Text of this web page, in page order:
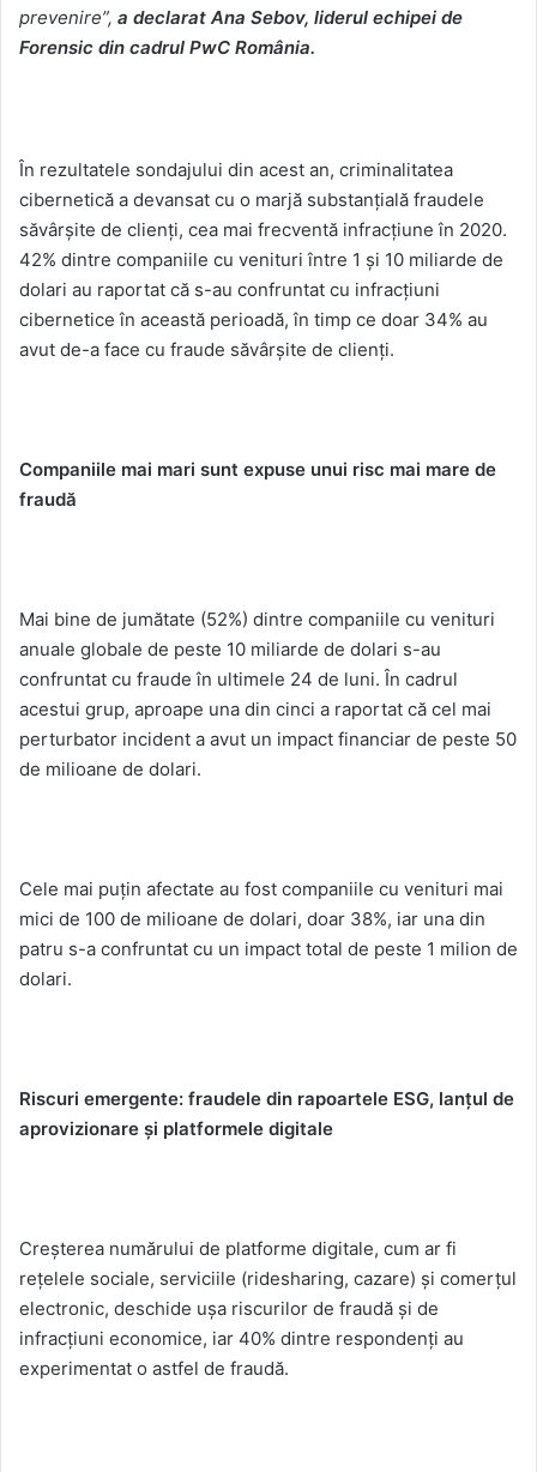
prevenire”, a declarat Ana Sebov, liderul echipei de
Forensic din cadrul PwC România.
În rezultatele sondajului din acest an, criminalitatea
cibernetică a devansat cu o marjă substanțială fraudele
săvârșite de clienți, cea mai frecventă infracțiune în 2020.
42% dintre companiile cu venituri între 1 și 10 miliarde de
dolari au raportat că s-au confruntat cu infracțiuni
cibernetice în această perioadă, în timp ce doar 34% au
avut de-a face cu fraude săvârșite de clienți.
Companiile mai mari sunt expuse unui risc mai mare de
fraudă
Mai bine de jumătate (52%) dintre companiile cu venituri
anuale globale de peste 10 miliarde de dolari s-au
confruntat cu fraude în ultimele 24 de luni. În cadrul
acestui grup, aproape una din cinci a raportat că cel mai
perturbator incident a avut un impact financiar de peste 50
de milioane de dolari.
Cele mai puțin afectate au fost companiile cu venituri mai
mici de 100 de milioane de dolari, doar 38%, iar una din
patru s-a confruntat cu un impact total de peste 1 milion de
dolari.
Riscuri emergente: fraudele din rapoartele ESG, lanțul de
aprovizionare și platformele digitale
Creșterea numărului de platforme digitale, cum ar fi
rețelele sociale, serviciile (ridesharing, cazare) și comerțul
electronic, deschide ușa riscurilor de fraudă și de
infracțiuni economice, iar 40% dintre respondenți au
experimentat o astfel de fraudă.